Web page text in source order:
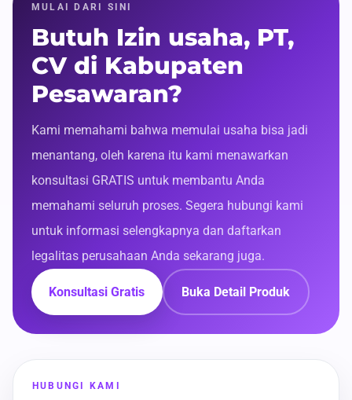
MULAI DARI SINI
Butuh Izin usaha, PT,
CV di Kabupaten
Pesawaran?
Kami memahami bahwa memulai usaha bisa jadi
menantang, oleh karena itu kami menawarkan
konsultasi GRATIS untuk membantu Anda
memahami seluruh proses. Segera hubungi kami
untuk informasi selengkapnya dan daftarkan
legalitas perusahaan Anda sekarang juga.
Konsultasi Gratis Buka Detail Produk
HUBUNGI KAMI